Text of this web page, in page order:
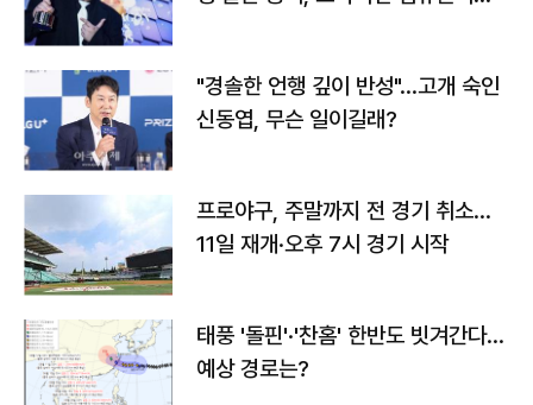
"경솔한 언행 깊이 반성"…고개 숙인
신동엽, 무슨 일이길래?
프로야구, 주말까지 전 경기 취소…
11일 재개·오후 7시 경기 시작
태풍 '돌핀'·'찬홈' 한반도 빗겨간다…
예상 경로는?